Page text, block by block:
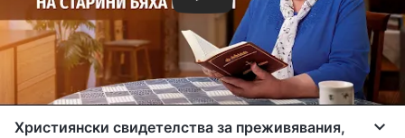
Християнски свидетелства за преживявания,